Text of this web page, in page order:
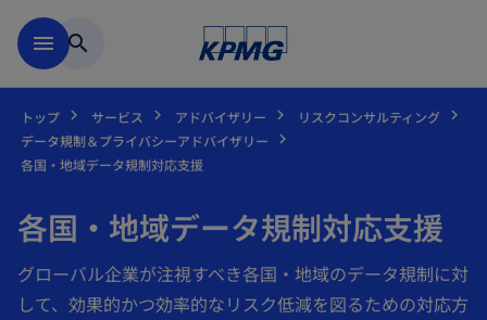
menu search
トップ サービス アドバイザリー
リスクコンサルティング
データ規制＆プライバシーアドバイザリー
各国・地域データ規制対応支援
各国・地域データ規制対応支援
グローバル企業が注視すべき各国・地域のデータ規制に対
して、効果的かつ効率的なリスク低減を図るための対応方